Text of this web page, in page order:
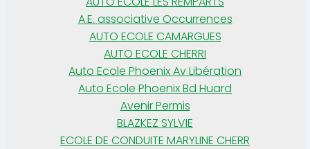
A.E. associative Occurrences
AUTO ECOLE CAMARGUES
AUTO ECOLE CHERRI
Auto Ecole Phoenix Av Libération
Auto Ecole Phoenix Bd Huard
Avenir Permis
BLAZKEZ SYLVIE
ECOLE DE CONDUITE MARYLINE CHERR